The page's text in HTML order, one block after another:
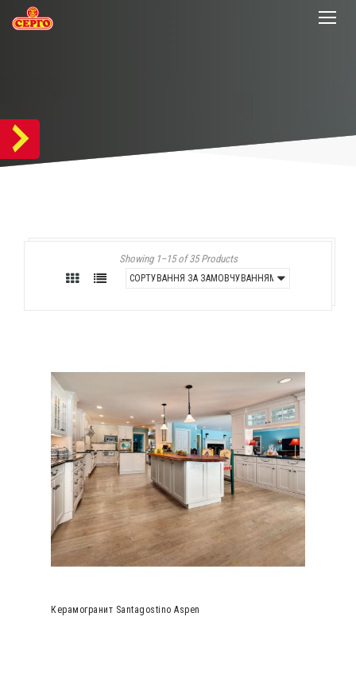
Showing 1–15 of 35 Products
Керамогранит Santagostino Aspen